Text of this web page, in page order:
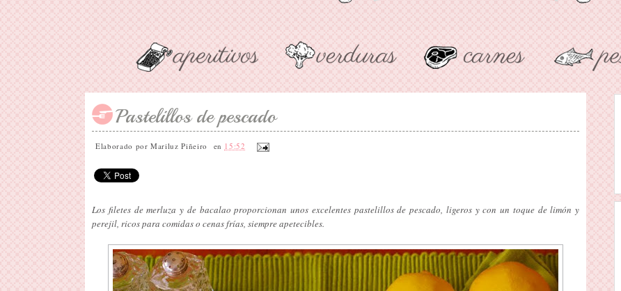
Pastelillos de pescado
Elaborado porMariluz Piñeiro en 15:52
Los filetes de merluza y de bacalao proporcionan unos excelentes pastelillos de pescado, ligeros y con un toque de limón y
perejil, ricos para comidas o cenas frías, siempre apetecibles.